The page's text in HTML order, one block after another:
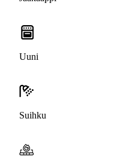
Uuni
Suihku